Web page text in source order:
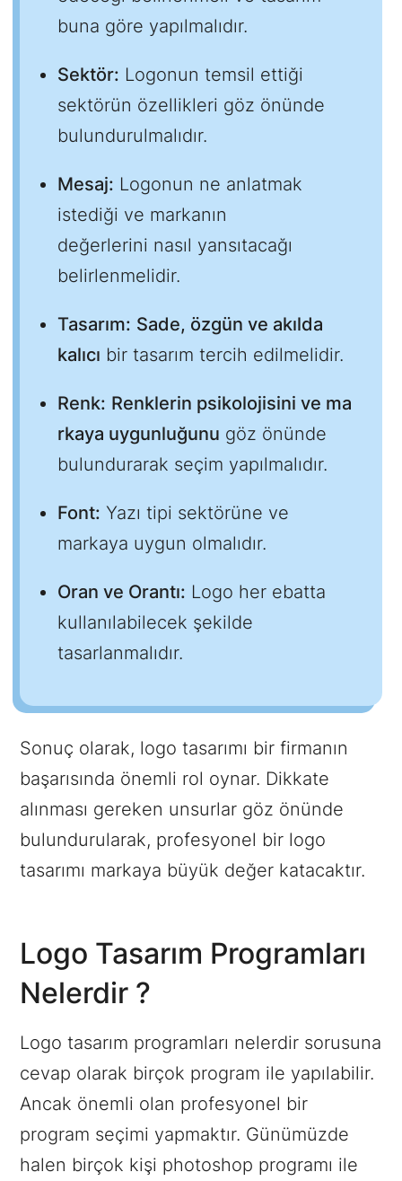
buna göre yapılmalıdır.
Sektör: Logonun temsil ettiği
sektörün özellikleri göz önünde
bulundurulmalıdır.
Mesaj: Logonun ne anlatmak
istediği ve markanın
değerlerini nasıl yansıtacağı
belirlenmelidir.
Tasarım: Sade, özgün ve akılda
kalıcı bir tasarım tercih edilmelidir.
Renk: Renklerin psikolojisini ve ma
rkaya uygunluğunu göz önünde
bulundurarak seçim yapılmalıdır.
Font: Yazı tipi sektörüne ve
markaya uygun olmalıdır.
Oran ve Orantı: Logo her ebatta
kullanılabilecek şekilde
tasarlanmalıdır.
Sonuç olarak, logo tasarımı bir firmanın
başarısında önemli rol oynar. Dikkate
alınması gereken unsurlar göz önünde
bulundurularak, profesyonel bir logo
tasarımı markaya büyük değer katacaktır.
Logo Tasarım Programları
Nelerdir ?
Logo tasarım programları nelerdir sorusuna
cevap olarak birçok program ile yapılabilir.
Ancak önemli olan profesyonel bir
program seçimi yapmaktır. Günümüzde
halen birçok kişi photoshop programı ile